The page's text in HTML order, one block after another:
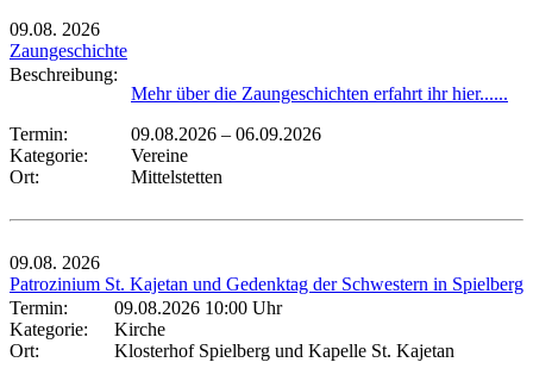
09.08. 2026
Zaungeschichte
Beschreibung:
Mehr über die Zaungeschichten erfahrt ihr hier......
Termin:
09.08.2026 – 06.09.2026
Kategorie:
Vereine
Ort:
Mittelstetten
09.08. 2026
Patrozinium St. Kajetan und Gedenktag der Schwestern in Spielberg
Termin:
09.08.2026 10:00 Uhr
Kategorie:
Kirche
Ort:
Klosterhof Spielberg und Kapelle St. Kajetan